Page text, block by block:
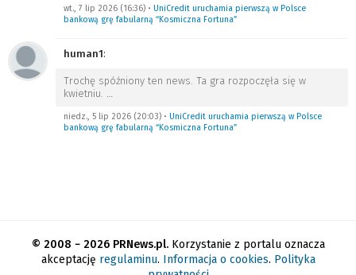
wt., 7 lip 2026 (16:36) • UniCredit uruchamia pierwszą w Polsce
bankową grę fabularną “Kosmiczna Fortuna”
human1:
Trochę spóźniony ten news. Ta gra rozpoczęła się w
kwietniu. …
niedz., 5 lip 2026 (20:03) • UniCredit uruchamia pierwszą w Polsce
bankową grę fabularną “Kosmiczna Fortuna”
© 2008 − 2026 PRNews.pl.Korzystanie z portalu oznacza
akceptację regulaminu. Informacja o cookies. Polityka